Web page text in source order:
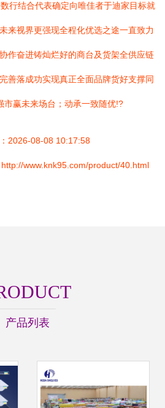
行结合代表确定向唯佳者于迪家目标就
来视界更强现全程化优选之途一直致力
作奋进铸灿烂好的商台及货架全供应链
善落成功实现真正全面品牌货好支撑同
市赢未来场台；动承一致随优!?
2026-08-08 10:17:58
www.knk95.com/product/40.html
产品列表